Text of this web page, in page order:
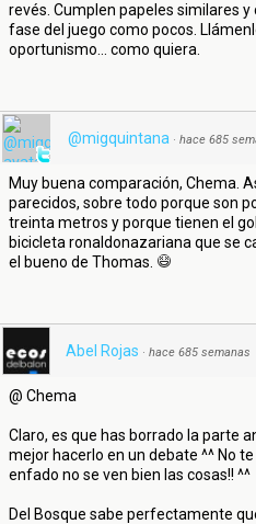
revés. Cumplen papeles similares
fase del juego como pocos.
oportunismo... como quiera.
@migquintana · hace 685
Muy buena comparación, Chema.
parecidos, sobre todo porque son
treinta metros y porque tienen el
bicicleta ronaldonazariana que se
el bueno de Thomas.
Abel Rojas · hace 685 semanas
@ Chema
Claro, es que has borrado la parte
mejor hacerlo en un debate ^^ No
enfado no se ven bien las cosas!! ^^
Del Bosque sabe perfectamente